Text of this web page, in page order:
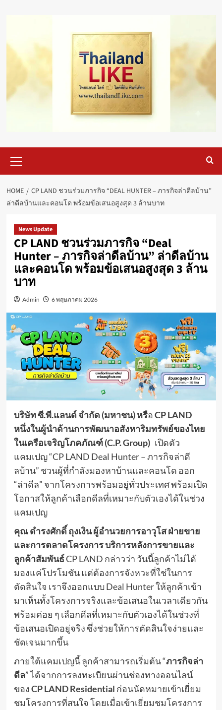
Menu
HOME
CP LAND ชวนร่วมภารกิจ “DEAL HUNTER – ภารกิจล่าดีลบ้าน”
ล่าดีลบ้านและคอนโด พร้อมข้อเสนอสูงสุด 3 ล้านบาท
News Update
CP LAND ชวนร่วมภารกิจ “Deal
Hunter – ภารกิจล่าดีลบ้าน” ล่าดีลบ้าน
และคอนโด พร้อมข้อเสนอสูงสุด 3 ล้าน
บาท
Admin 6 พฤษภาคม 2026
บริษัทซี.พี.แลนด์ จำกัด (มหาชน)หรือCP LAND
หนึ่งในผู้นำด้านการพัฒนาอสังหาริมทรัพย์ของไทย
ในเครือเจริญโภคภัณฑ์ (C.P. Group)เปิดตัว
แคมเปญ “CP LAND Deal Hunter – ภารกิจล่าดี
ลบ้าน” ชวนผู้ที่กำลังมองหาบ้านและคอนโด ออก
“ล่าดีล” จากโครงการพร้อมอยู่ทั่วประเทศ พร้อมเปิด
โอกาสให้ลูกค้าเลือกดีลที่เหมาะกับตัวเองได้ในช่วง
แคมเปญ
คุณ ดำรงศักดิ์ ถุงเงิน ผู้อำนวยการอาวุโส ฝ่ายขาย
และการตลาดโครงการ บริการหลังการขายและ
ลูกค้าสัมพันธ์CP LAND กล่าวว่า วันนี้ลูกค้าไม่ได้
มองแค่โปรโมชัน แต่ต้องการจังหวะที่ใช่ในการ
ตัดสินใจ เราจึงออกแบบ Deal Hunter ให้ลูกค้าเข้า
มาเห็นทั้งโครงการจริงและข้อเสนอในเวลาเดียวกัน
พร้อมค่อย ๆ เลือกดีลที่เหมาะกับตัวเองได้ในช่วงที่
ข้อเสนอเปิดอยู่จริง ซึ่งช่วยให้การตัดสินใจง่ายและ
ชัดเจนมากขึ้น
ภายใต้แคมเปญนี้ ลูกค้าสามารถเริ่มต้น “ภารกิจล่า
ดีล” ได้จากการลงทะเบียนผ่านช่องทางออนไลน์
ของCP LAND Residential ก่อนนัดหมายเข้าเยี่ยม
ชมโครงการที่สนใจ โดยเมื่อเข้าเยี่ยมชมโครงการ